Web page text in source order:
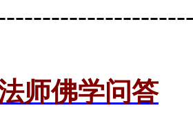
师佛学问答